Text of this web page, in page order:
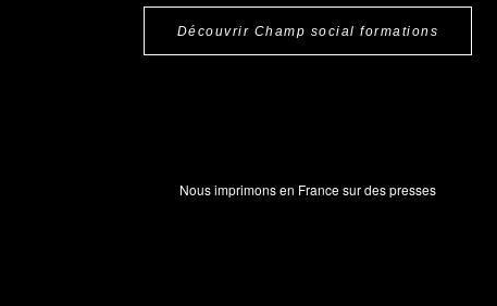
Découvrir Champ social formations
Nous imprimons en France sur des presses